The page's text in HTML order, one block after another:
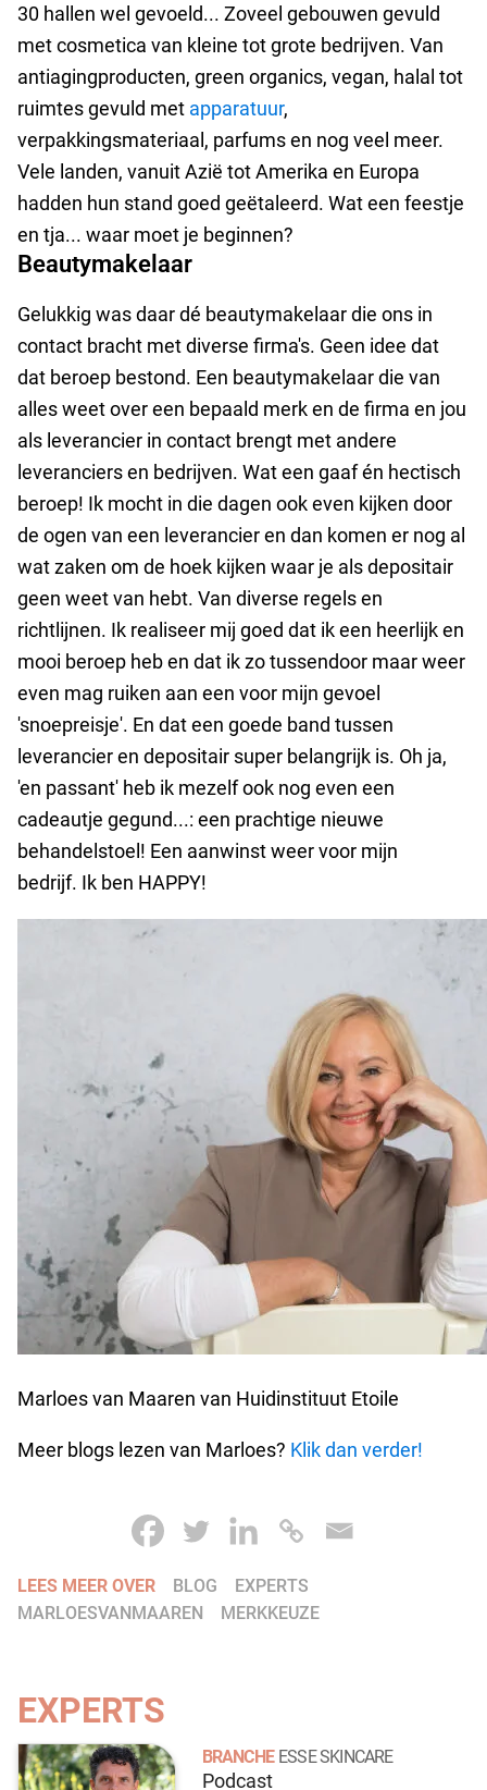
30 hallen wel gevoeld... Zoveel gebouwen gevuld
met cosmetica van kleine tot grote bedrijven. Van
antiagingproducten, green organics, vegan, halal tot
ruimtes gevuld met apparatuur,
verpakkingsmateriaal, parfums en nog veel meer.
Vele landen, vanuit Azië tot Amerika en Europa
hadden hun stand goed geëtaleerd. Wat een feestje
en tja... waar moet je beginnen?
Beautymakelaar
Gelukkig was daar dé beautymakelaar die ons in
contact bracht met diverse firma's. Geen idee dat
dat beroep bestond. Een beautymakelaar die van
alles weet over een bepaald merk en de firma en jou
als leverancier in contact brengt met andere
leveranciers en bedrijven. Wat een gaaf én hectisch
beroep! Ik mocht in die dagen ook even kijken door
de ogen van een leverancier en dan komen er nog al
wat zaken om de hoek kijken waar je als depositair
geen weet van hebt. Van diverse regels en
richtlijnen. Ik realiseer mij goed dat ik een heerlijk en
mooi beroep heb en dat ik zo tussendoor maar weer
even mag ruiken aan een voor mijn gevoel
'snoepreisje'. En dat een goede band tussen
leverancier en depositair super belangrijk is. Oh ja,
'en passant' heb ik mezelf ook nog even een
cadeautje gegund...: een prachtige nieuwe
behandelstoel! Een aanwinst weer voor mijn
bedrijf. Ik ben HAPPY!
Marloes van Maaren van Huidinstituut Etoile
Meer blogs lezen van Marloes? Klik dan verder!
LEES MEER OVER BLOG
EXPERTS
MARLOESVANMAAREN
MERKKEUZE
EXPERTS
BRANCHE ESSE SKINCARE
Podcast